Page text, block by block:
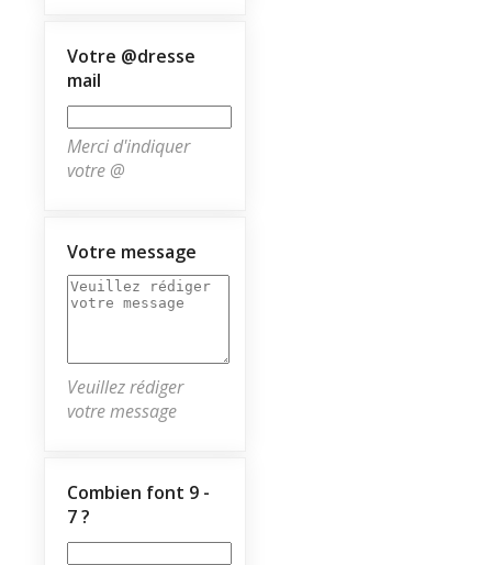
Votre @dresse
mail
Merci d'indiquer
votre @
Votre message
Veuillez rédiger
votre message
Combien font 9 -
7 ?